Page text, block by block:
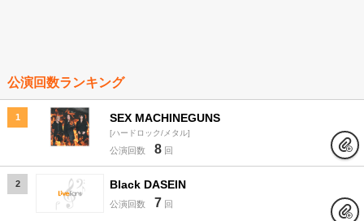
公演回数ランキング
1 SEX MACHINEGUNS
ハードロック/メタル
公演回数 8 回
2 Black DASEIN
公演回数 7 回